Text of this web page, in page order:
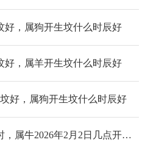
好，属狗开生坟什么时辰好
好，属羊开生坟什么时辰好
好，属狗开生坟什么时辰好
2026年2月2日属牛开生坟吉时，属牛2026年2月2日几点开生坟好